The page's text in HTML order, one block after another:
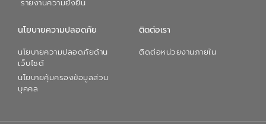
รายงานความยั่งยืน
นโยบายความปลอดภัย
นโยบายความปลอดภัยด้าน
เว็บไซต์
นโยบายคุ้มครองข้อมูลส่วน
บุคคล
ติดต่อเรา
ติดต่อหน่วยงานภายใน